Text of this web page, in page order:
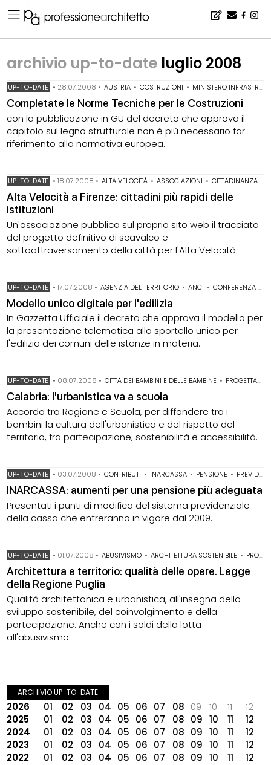
archivio up-to-date luglio 2008
UP-TO-DATE • 28.07.2008 • AUSTRIA • COSTRUZIONI • MINISTERO INFRASTRUTTURE
Completate le Norme Tecniche per le Costruzioni
con la pubblicazione in GU del decreto che approva il
capitolo sul legno strutturale non è più necessario far
riferimento alla normativa europea.
UP-TO-DATE •18.07.2008 • ALTA VELOCITÀ • ASSOCIAZIONI • CITTADINANZA ATTIVA
Alta Velocità a Firenze: cittadini più rapidi delle
istituzioni
Un'associazione pubblica sul proprio sito web il tracciato
del progetto definitivo di scavalco e
sottoattraversamento della città per l'Alta Velocità.
UP-TO-DATE •17.07.2008 • AGENZIA DEL TERRITORIO • ANCI • CONFERENZA DELLE REGIONI
Modello unico digitale per l'edilizia
In Gazzetta Ufficiale il decreto che approva il modello per
la presentazione telematica allo sportello unico per
l'edilizia dei comuni delle istanze in materia.
UP-TO-DATE • 08.07.2008 • CITTÀ DEI BAMBINI E DELLE BAMBINE • PROGETTAZIONE PARTECIPATA
Calabria: l'urbanistica va a scuola
Accordo tra Regione e Scuola, per diffondere tra i
bambini la cultura dell'urbanistica e del rispetto del
territorio, fra partecipazione, sostenibilità e accessibilità.
UP-TO-DATE • 03.07.2008 • CONTRIBUTI • INARCASSA • PENSIONE • PREVIDENZA
INARCASSA: aumenti per una pensione più adeguata
Presentati i punti di modifica del sistema previdenziale
della cassa che entreranno in vigore dal 2009.
UP-TO-DATE • 01.07.2008 • ABUSIVISMO • ARCHITETTURA SOSTENIBILE • PROGETTAZIONE DEL PAESAGGIO
Architettura e territorio: qualità delle opere. Legge
della Regione Puglia
Qualità architettonica e urbanistica, all'insegna dello
sviluppo sostenibile, del coinvolgimento e della
partecipazione. Anche con i soldi della lotta
all'abusivismo.
ARCHIVIO UP-TO-DATE
2026 01 02 03 04 05 06 07 08 09 10 11
12
2025
01 02 03 04 05 06 07 08 09 10 11
12
2024
01 02 03 04 05 06 07 08 09 10 11
12
2023
01 02 03 04 05 06 07 08 09 10 11
12
2022
01 02 03 04 05 06 07 08 09 10 11
12